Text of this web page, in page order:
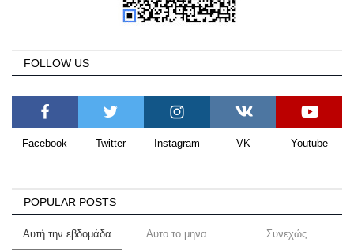
FOLLOW US
Facebook Twitter Instagram VK Youtube
POPULAR POSTS
Αυτή την εβδομάδα Αυτο το μηνα Συνεχώς